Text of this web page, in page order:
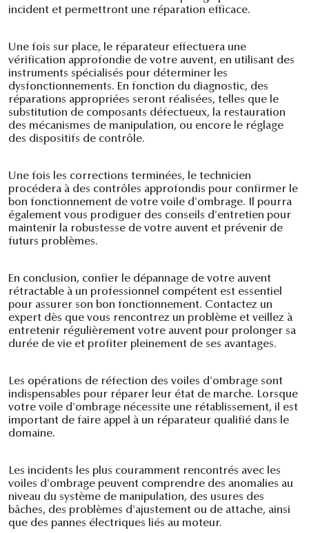
incident et permettront une réparation efficace.
Une fois sur place, le réparateur effectuera une
vérification approfondie de votre auvent, en utilisant des
instruments spécialisés pour déterminer les
dysfonctionnements. En fonction du diagnostic, des
réparations appropriées seront réalisées, telles que le
substitution de composants défectueux, la restauration
des mécanismes de manipulation, ou encore le réglage
des dispositifs de contrôle.
Une fois les corrections terminées, le technicien
procédera à des contrôles approfondis pour confirmer le
bon fonctionnement de votre voile d'ombrage. Il pourra
également vous prodiguer des conseils d'entretien pour
maintenir la robustesse de votre auvent et prévenir de
futurs problèmes.
En conclusion, confier le dépannage de votre auvent
rétractable à un professionnel compétent est essentiel
pour assurer son bon fonctionnement. Contactez un
expert dès que vous rencontrez un problème et veillez à
entretenir régulièrement votre auvent pour prolonger sa
durée de vie et profiter pleinement de ses avantages.
Les opérations de réfection des voiles d'ombrage sont
indispensables pour réparer leur état de marche. Lorsque
votre voile d'ombrage nécessite une rétablissement, il est
important de faire appel à un réparateur qualifié dans le
domaine.
Les incidents les plus couramment rencontrés avec les
voiles d'ombrage peuvent comprendre des anomalies au
niveau du système de manipulation, des usures des
bâches, des problèmes d'ajustement ou de attache, ainsi
que des pannes électriques liés au moteur.